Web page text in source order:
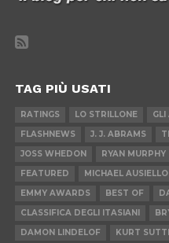
TAG PIÙ USATI
RATINGS LO STRILLONE GLI
FLASHNEWS
J. J. ABRAMS
JOSS WHEDON
RYAN MURPHY
FEATURED
MICHAEL AUSIELLO
EMMY AWARDS
BEST OF
CLASSIFICA DEGLI ITASIANI
DAMON LINDELOF
KURT